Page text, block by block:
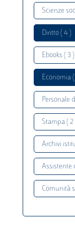
Scienze
Diritto ( 4 )
Ebooks ( 3 )
Economia
Personale
Stampa ( 2
Archivi
Assistente
Comunità